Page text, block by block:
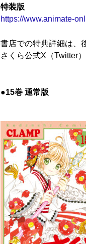
特装版
https://www.animate-
書店での特典詳細は、
さくら公式X（Twitter）
●15巻 通常版